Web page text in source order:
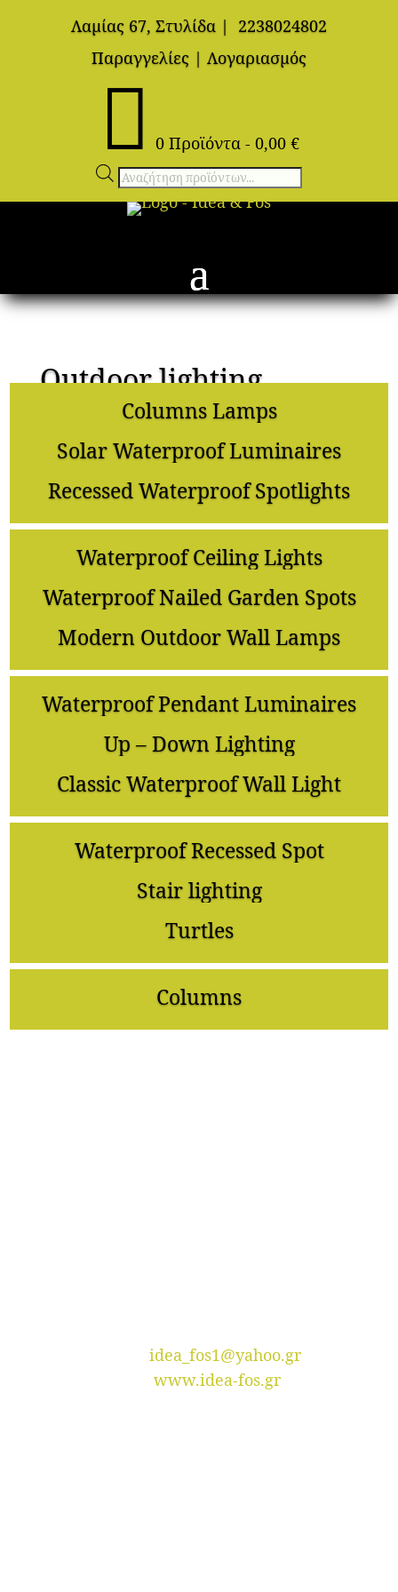
Λαμίας 67, Στυλίδα |
2238024802
Παραγγελίες | Λογαριασμός
 0 Προϊόντα - 0,00 €
Αναζήτηση
προϊόντων
Outdoor lighting
Columns Lamps
Solar Waterproof Luminaires
Recessed Waterproof Spotlights
Waterproof Ceiling Lights
Waterproof Nailed Garden Spots
Modern Outdoor Wall Lamps
Waterproof Pendant Luminaires
Up – Down Lighting
Classic Waterproof Wall Light
Waterproof Recessed Spot
Stair lighting
Turtles
Columns
Email.idea_fos1@yahoo.gr
Site.www.idea-fos.gr